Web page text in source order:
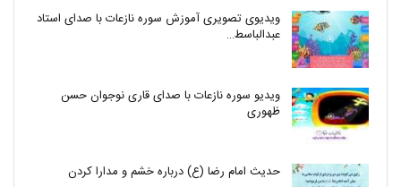
ویدیوی تصویری آموزش سوره نازعات با صدای استاد
عبدالباسط…
ویدیو سوره نازعات با صدای قاری نوجوان حسن
ظهوری
حدیث امام رضا (ع) درباره خشم و مدارا کردن